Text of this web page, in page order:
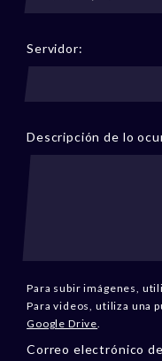
Servidor:
Descripción de lo
Para subir imágenes,
Para videos, utiliza una
Google Drive.
Correo electrónico